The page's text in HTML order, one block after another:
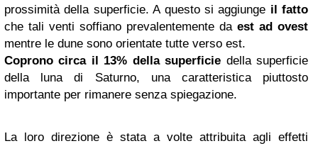
prossimità della superficie. A questo si aggiunge il fatto
che tali venti soffiano prevalentemente da est ad ovest
mentre le dune sono orientate tutte verso est.
Coprono circa il 13% della superficie della superficie
della luna di Saturno, una caratteristica piuttosto
importante per rimanere senza spiegazione.
La loro direzione è stata a volte attribuita agli effetti